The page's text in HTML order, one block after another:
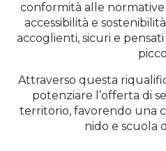
conformità alle normative
accessibilità e
accoglienti, sicuri e
Attraverso questa
potenziare l’offerta di
territorio, favorendo una
nido e scuola